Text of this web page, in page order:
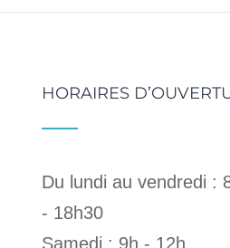
HORAIRES
Du lundi au vendredi :
- 18h30
Samedi : 9h - 12h